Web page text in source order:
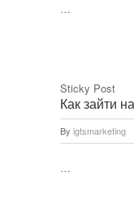
…
Sticky Post
Как зайти
By igtsmarketing
…